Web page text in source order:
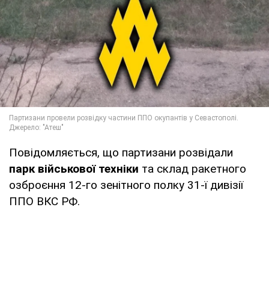
Повідомляється, що партизани розвідали
парк військової техніки та склад ракетного
озброєння 12-го зенітного полку 31-ї дивізії
ППО ВКС РФ.